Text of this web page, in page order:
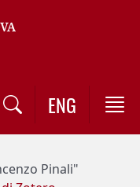
ENG
Pinali"